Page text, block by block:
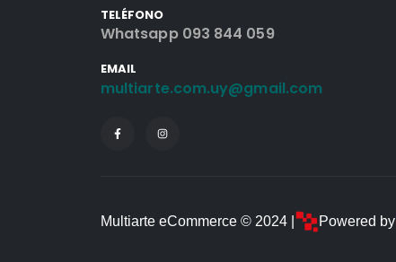
TELÉFONO
Whatsapp 093 844 059
EMAIL
multiarte.com.uy@gmail.com
Multiarte eCommerce © 2024 | Powered by